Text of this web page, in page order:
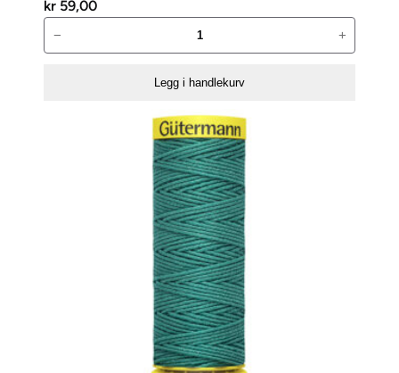
kr 59,00
dia.
− +
Legg i handlekurv